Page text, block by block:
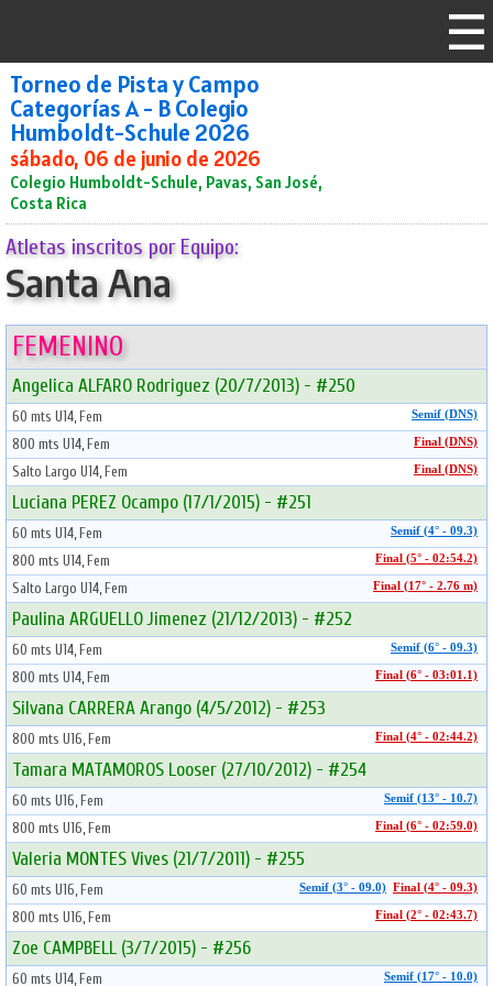
Torneo de Pista y Campo
Categorías A - B Colegio
Humboldt-Schule 2026
sábado, 06 de junio de 2026
Colegio Humboldt-Schule, Pavas, San José,
Costa Rica
Atletas inscritos por Equipo:
Santa Ana
FEMENINO
Angelica ALFARO Rodriguez (20/7/2013) - #250
60 mts U14, Fem Semif (DNS)
800 mts U14, Fem Final (DNS)
Salto Largo U14, Fem Final (DNS)
Luciana PEREZ Ocampo (17/1/2015) - #251
60 mts U14, Fem Semif (4° - 09.3)
800 mts U14, Fem Final (5° - 02:54.2)
Salto Largo U14, Fem Final (17° - 2.76 m)
Paulina ARGUELLO Jimenez (21/12/2013) - #252
60 mts U14, Fem Semif (6° - 09.3)
800 mts U14, Fem Final (6° - 03:01.1)
Silvana CARRERA Arango (4/5/2012) - #253
800 mts U16, Fem Final (4° - 02:44.2)
Tamara MATAMOROS Looser (27/10/2012) - #254
60 mts U16, Fem Semif (13° - 10.7)
800 mts U16, Fem Final (6° - 02:59.0)
Valeria MONTES Vives (21/7/2011) - #255
60 mts U16, Fem Final (4° - 09.3)
Semif (3° - 09.0)
800 mts U16, Fem Final (2° - 02:43.7)
Zoe CAMPBELL (3/7/2015) - #256
60 mts U14, Fem Semif (17° - 10.0)